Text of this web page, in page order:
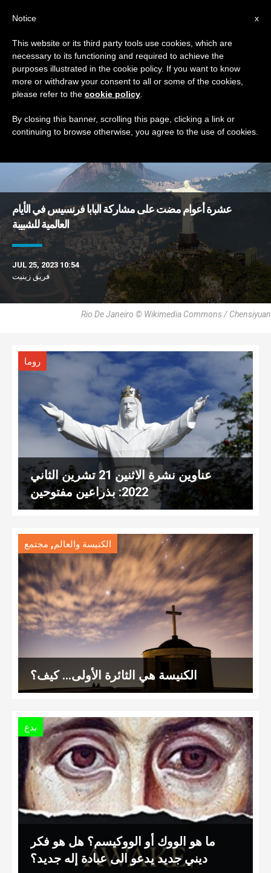
TAG
Posts Tagged ‘ثورة’
DERNIÈRES NOUVELLES
عشرة أعوام مضت على مشاركة البابا فرنسيس في الأيام
العالمية للشبيبة
JUL 25, 2023 10:54
فريق زينيت
Rio De Janeiro © Wikimedia Commons / Chensiyuan
روما
عناوين نشرة الاثنين 21 تشرين الثاني
2022: بذراعين مفتوحين
الكنيسة والعالم, مجتمع
الكنيسة هي الثائرة الأولى… كيف؟
بدع
ما هو الووك أو الووكيسم؟ هل هو فكر
ديني جديد يدعو الى عبادة إله جديد؟
x
Notice
This website or its third party tools use cookies, which are
necessary to its functioning and required to achieve the
purposes illustrated in the cookie policy. If you want to know
more or withdraw your consent to all or some of the cookies,
please refer to the cookie policy
By closing this banner, scrolling this page, clicking a link or
continuing to browse otherwise, you agree to the use of cookies.